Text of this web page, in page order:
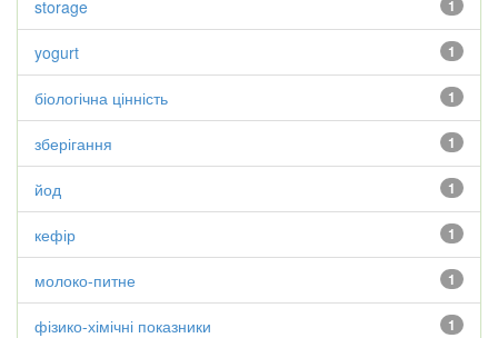
1
storage
1
yogurt
1
біологічна цінність
1
зберігання
1
йод
1
кефір
1
молоко-питне
1
фізико-хімічні показники